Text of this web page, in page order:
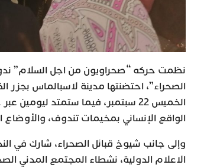
نظمت حركه “صحراويون من اجل السلام”
الصحراء”، احتضنتها مدينة لاسبالماس بجزر
الخميس 22 سبتمبر، فيما ستمتد
الواقع الإنساني بمخيمات تندوف، والأوضاع
وإلى جانب شيوخ قبائل الصحراء، شارك في
الاعلام الدولية، نشطاء المجتمع المدني